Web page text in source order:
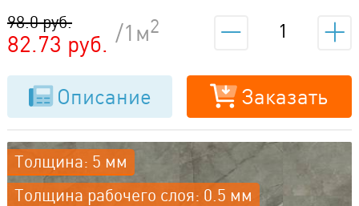
82.73 руб.
98.0 руб. /1м2
Описание Заказать
Толщина: 5 мм
Толщина рабочего слоя: 0.5 мм